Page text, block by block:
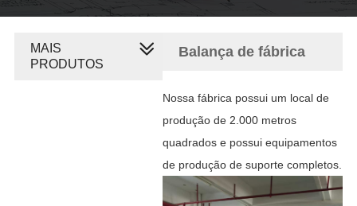
Balança de fábrica
Nossa fábrica possui um local de
produção de 2.000 metros
quadrados e possui equipamentos
de produção de suporte completos.
MAIS
PRODUTOS